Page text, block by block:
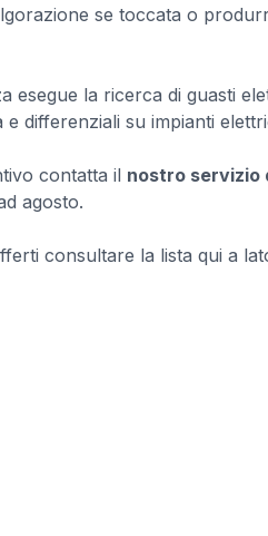
se toccata o
esegue la ricerca di guasti
differenziali su impianti
contatta il nostro servizio
agosto.
consultare la lista qui a